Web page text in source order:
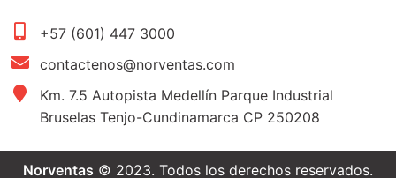
+57 (601) 447 3000
contactenos@norventas.com
Km. 7.5 Autopista Medellín Parque Industrial
Bruselas Tenjo-Cundinamarca CP 250208
Norventas © 2023. Todos los derechos reservados.